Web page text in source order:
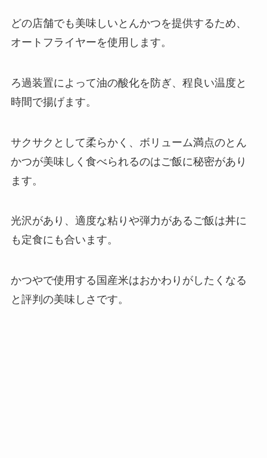
どの店舗でも美味しいとんかつを提供するため、
オートフライヤーを使用します。
ろ過装置によって油の酸化を防ぎ、程良い温度と
時間で揚げます。
サクサクとして柔らかく、ボリューム満点のとん
かつが美味しく食べられるのはご飯に秘密があり
ます。
光沢があり、適度な粘りや弾力があるご飯は丼に
も定食にも合います。
かつやで使用する国産米はおかわりがしたくなる
と評判の美味しさです。